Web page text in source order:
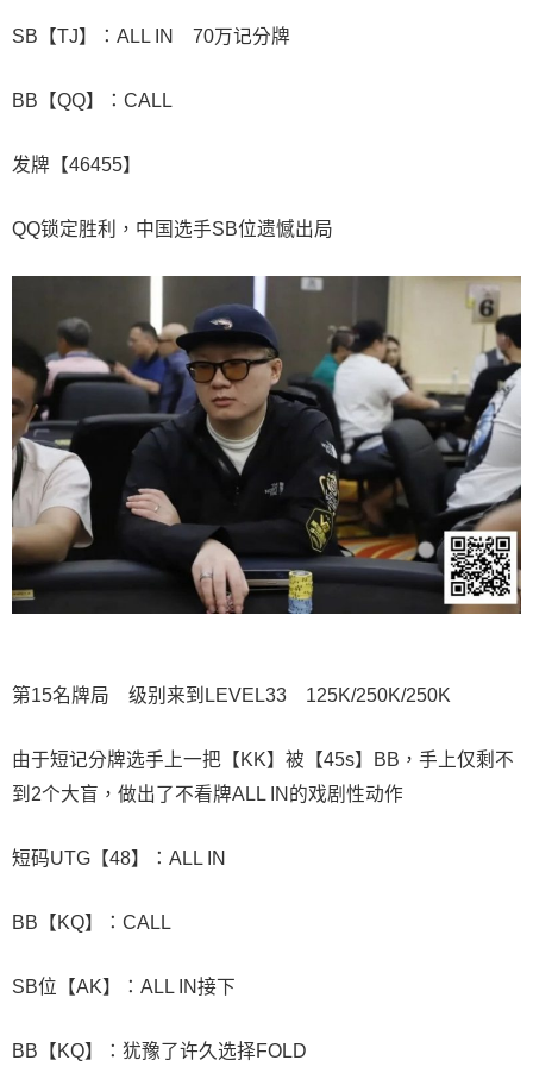
SB【TJ】：ALL IN 70万记分牌
BB【QQ】：CALL
发牌【46455】
QQ锁定胜利，中国选手SB位遗憾出局
第15名牌局 级别来到LEVEL33 125K/250K/250K
由于短记分牌选手上一把【KK】被【45s】BB，手上仅剩不
到2个大盲，做出了不看牌ALL IN的戏剧性动作
短码UTG【48】：ALL IN
BB【KQ】：CALL
SB位【AK】：ALL IN接下
BB【KQ】：犹豫了许久选择FOLD